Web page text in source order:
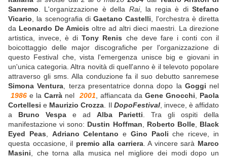
Sanremo . L'organizzazione è della Rai, la regia è diStefano
Vicario , la scenografia di Gaetano Castelli , l'orchestra è diretta
da Leonardo De Amicis oltre ad altri dieci maestri. La direzione
artistica, invece, è diTony Renis che deve fare i conti con il
boicottaggio delle major discografiche per l'organizzazione di
questo Festival che, vista l'emergenza unisce big e giovani in
un'unica categoria. Altra novità di quell'anno è il televoto popolare
attraverso gli sms. Alla conduzione fa il suo debutto sanremese
Simona Ventura , terza presentatrice donna dopo la Goggi nel
1986 e la Carrà nel 2001 , affiancata da Gene Gnocchi
Paola
Cortellesi e Maurizio Crozza . Il DopoFestival, invece, è affidato
a Bruno Vespa e ad Alba Parietti . Tra gli ospiti della
manifestazione vi sono: Dustin Hoffman Roberto Bolle, Black
Eyed Peas
Adriano Celentano e Gino Paoli che riceve, in
questa occasione, il premio alla carriera. A vincere sarà Marco
Masini , che torna alla musica nel migliore dei modi dopo un